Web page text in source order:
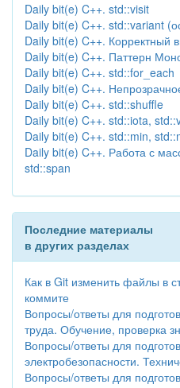
Daily bit(e) C++. std::visit
Daily bit(e) C++. std::variant
Daily bit(e) C++. Корректный
Daily bit(e) C++. Паттерн
Daily bit(e) C++. std::for_each
Daily bit(e) C++.
Daily bit(e) C++. std::shuffle
Daily bit(e) C++. std::iota,
Daily bit(e) C++. std::min,
Daily bit(e) C++. Работа с
std::span
Последние материалы
в других разделах
Как в Git изменить файлы в
коммите
Вопросы/ответы для
труда. Обучение, проверка
Вопросы/ответы для
электробезопасности.
Вопросы/ответы для